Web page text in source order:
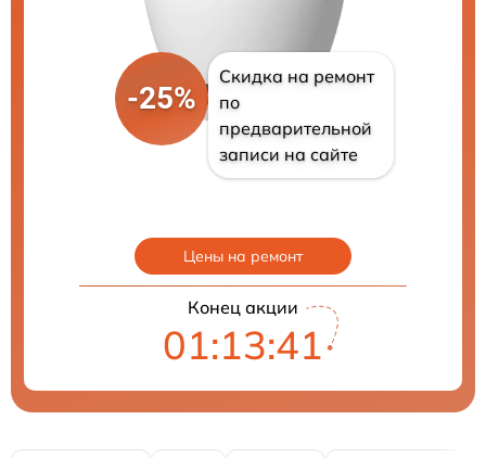
-25%
Скидка на ремонт
по
предварительной
записи на сайте
Цены на ремонт
Конец акции
01:13:40